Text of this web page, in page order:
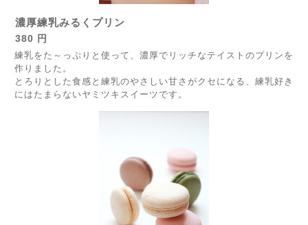
濃厚練乳みるくプリン
380 円
練乳をた～っぷりと使って、濃厚でリッチなテイストのプリンを
作りました。
とろりとした食感と練乳のやさしい甘さがクセになる、練乳好き
にはたまらないヤミツキスイーツです。